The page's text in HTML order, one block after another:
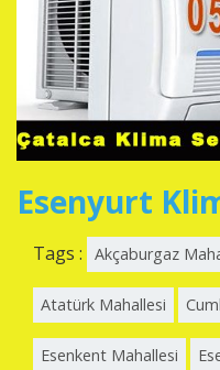
Esenyurt
Tags : Akçaburgaz
Atatürk Mahallesi
Esenkent Mahallesi